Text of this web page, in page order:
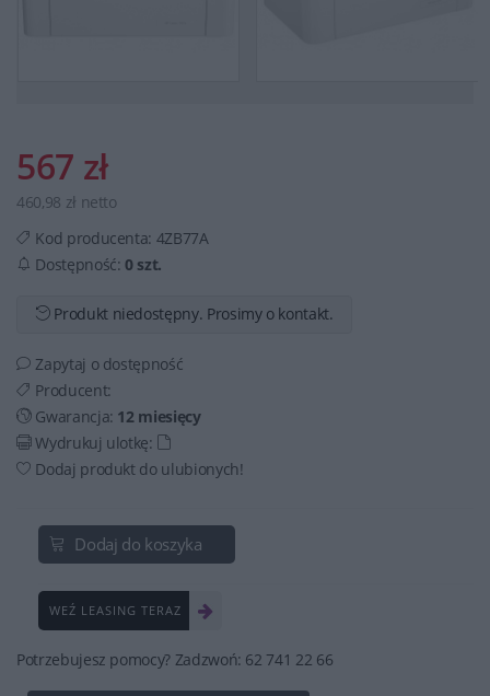
567 zł
460,98 zł netto
Kod producenta: 4ZB77A
Dostępność:0 szt.
Produkt niedostępny. Prosimy o kontakt.
Zapytaj o dostępność
Producent:
Gwarancja: 12 miesięcy
Wydrukuj ulotkę:
Dodaj produkt do ulubionych!
Dodaj do koszyka
WEŹ LEASING TERAZ
Potrzebujesz pomocy? Zadzwoń: 62 741 22 66